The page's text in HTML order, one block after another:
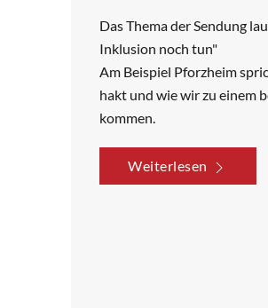
Das Thema der Sendung
Inklusion noch tun"
Am Beispiel Pforzheim
hakt und wie wir zu einem
kommen.
Weiterlesen